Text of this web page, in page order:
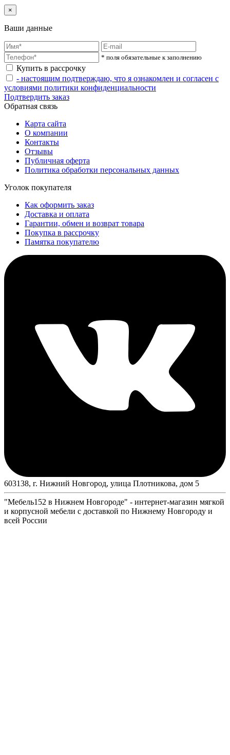
×
Ваши данные
* поля обязательные к заполнению
Купить в рассрочку
- настоящим подтверждаю, что я ознакомлен и согласен с
условиями политики конфиденциальности
Подтвердить заказ
Обратная связь
Карта сайта
О компании
Контакты
Отзывы
Публичная оферта
Политика обработки персональных данных
Уголок покупателя
Как оформить заказ
Доставка и оплата
Гарантии, обмен и возврат товара
Покупка в рассрочку
Памятка покупателю
603138, г. Нижний Новгород, улица Плотникова, дом 5
"Мебель152 в Нижнем Новгороде" - интернет-магазин мягкой
и корпусной мебели с доставкой по Нижнему Новгороду и
всей России